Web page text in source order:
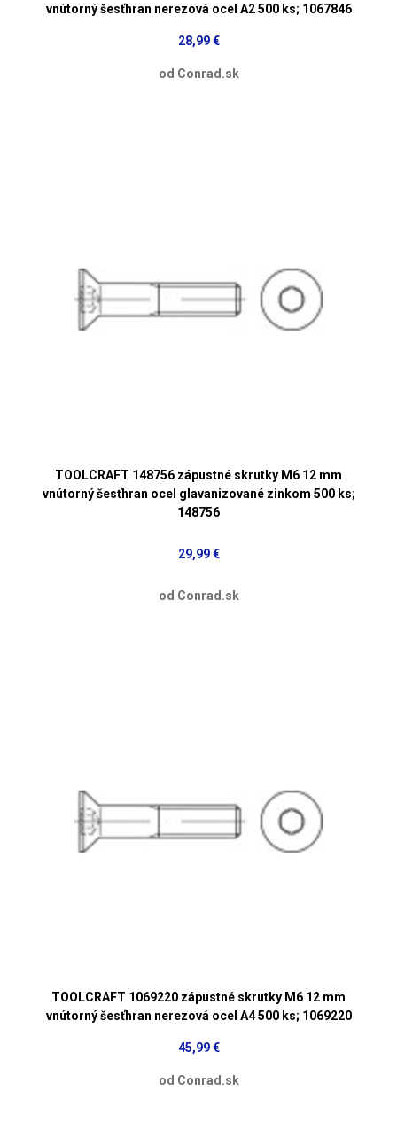
vnútorný šesťhran nerezová ocel A2 500 ks; 1067846
28,99 €
od Conrad.sk
TOOLCRAFT 148756 zápustné skrutky M6 12 mm
vnútorný šesťhran ocel glavanizované zinkom 500 ks;
148756
29,99 €
od Conrad.sk
TOOLCRAFT 1069220 zápustné skrutky M6 12 mm
vnútorný šesťhran nerezová ocel A4 500 ks; 1069220
45,99 €
od Conrad.sk